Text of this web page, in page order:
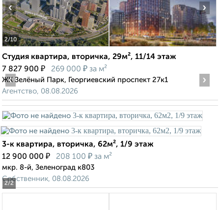
2/10
‹ ›
Студия квартира, вторичка, 29м², 11/14 этаж
7 827 900 ₽ 269 000 ₽ за м²
ЖК Зелёный Парк, Георгиевский проспект 27к1
Агентство, 08.08.2026
2/2
‹ ›
3-к квартира, вторичка, 62м², 1/9 этаж
12 900 000 ₽ 208 100 ₽ за м²
мкр. 8-й, Зеленоград к803
Собственник, 08.08.2026